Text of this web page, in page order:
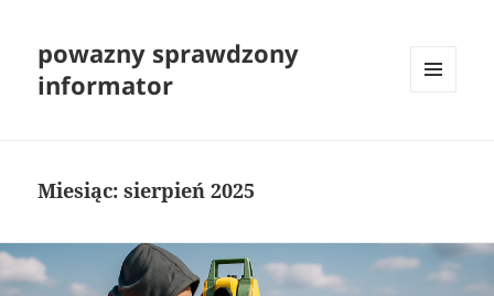
powazny sprawdzony
informator
Miesiąc:sierpień 2025